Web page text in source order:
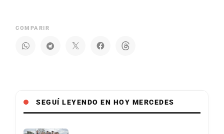
COMPARIR
SEGUÍ LEYENDO EN HOY MERCEDES